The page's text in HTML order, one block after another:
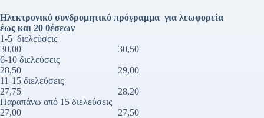
Ηλεκτρονικό συνδρομητικό πρόγραμμα για λεωφορεία
έως και 20 θέσεων
1-5 διελεύσεις
30,00 30,50
6-10 διελεύσεις
28,50 29,00
11-15 διελεύσεις
27,75 28,20
Παραπάνω από 15 διελεύσεις
27,00 27,50